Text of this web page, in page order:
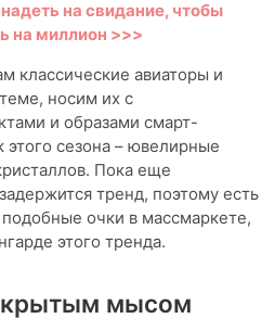
на свидание, чтобы
на миллион >>>
классические авиаторы и
носим их с
и образами смарт-
этого сезона – ювелирные
Пока еще
тренд, поэтому есть
очки в массмаркете,
этого тренда.
мысом